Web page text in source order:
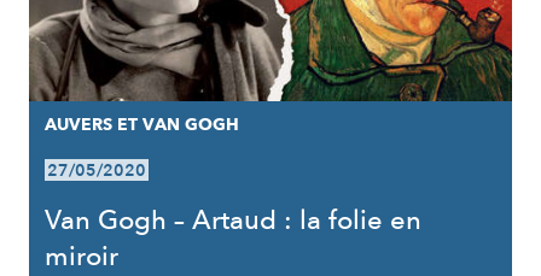
AUVERS ET VAN GOGH
27/05/2020
Van Gogh – Artaud : la folie en
miroir